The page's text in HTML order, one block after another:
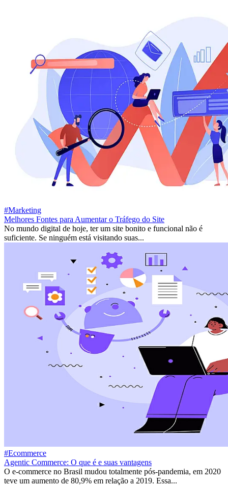
#Marketing
Melhores Fontes para Aumentar o Tráfego do Site
No mundo digital de hoje, ter um site bonito e funcional não é
suficiente. Se ninguém está visitando suas...
#Ecommerce
Agentic Commerce: O que é e suas vantagens
O e-commerce no Brasil mudou totalmente pós-pandemia, em 2020
teve um aumento de 80,9% em relação a 2019. Essa...